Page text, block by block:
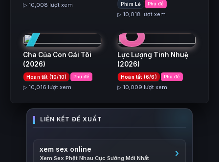
▷ 10,008 lượt xem Phim Lẻ Phụ đề
▷ 10,018 lượt xem
7
Cha Của Con Gái Tôi
(2026)
Hoàn tất (10/10) Phụ đề
▷ 10,016 lượt xem
8
Lực Lượng Tinh Nhuệ
(2026)
Hoàn tất (6/6) Phụ đề
▷ 10,009 lượt xem
xem sex online
Xem Sex Phệt Nhau Cực Sướng Mới Nhất